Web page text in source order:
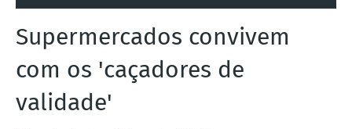
Supermercados convivem
com os 'caçadores de
validade'